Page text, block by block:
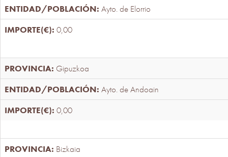
Ayto. de Elorrio
0,00
Gipuzkoa
Ayto. de Andoain
0,00
Bizkaia